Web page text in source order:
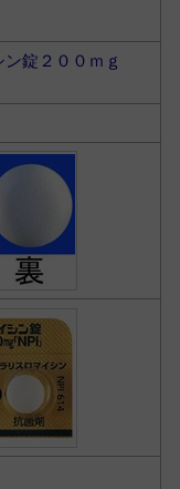
錠２００ｍｇ